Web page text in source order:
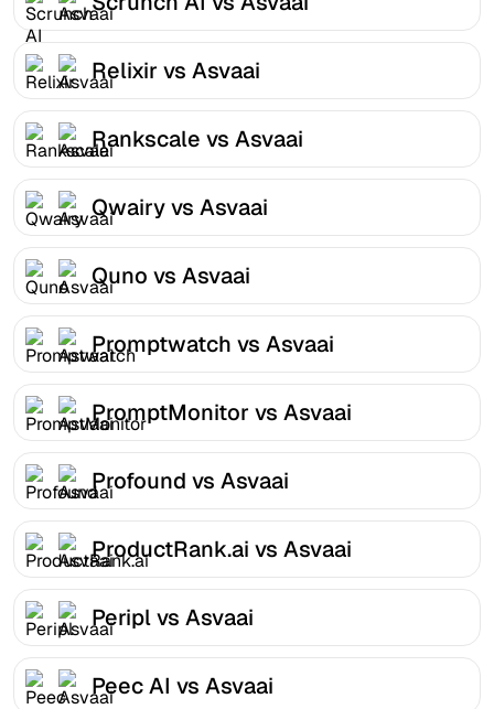
Relixir vs Asvaai
Rankscale vs Asvaai
Qwairy vs Asvaai
Quno vs Asvaai
Promptwatch vs Asvaai
PromptMonitor vs Asvaai
Profound vs Asvaai
ProductRank.ai vs Asvaai
Peripl vs Asvaai
Peec AI vs Asvaai